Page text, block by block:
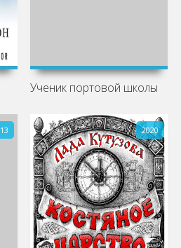
Ученик портовой школы
2020